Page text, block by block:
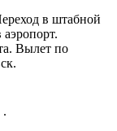
в штабной
Вылет по
00.05 .